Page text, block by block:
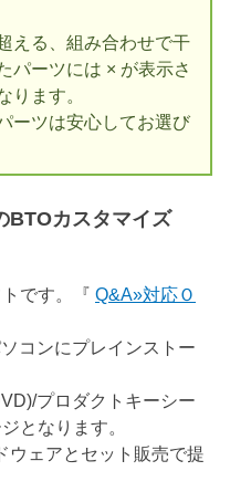
える、組み合わせで干
パーツには × が表示さ
ります。
ーツは安心してお選び
BTOカスタマイズ
です。『 Q&A»対応Ｏ
コンにプレインストー
プロダクトキーシー
となります。
ェアとセット販売で提